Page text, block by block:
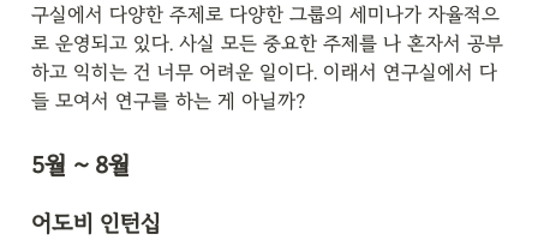
구실에서 다양한 주제로 다양한 그룹의 세미나가 자율적으
로 운영되고 있다. 사실 모든 중요한 주제를 나 혼자서 공부
하고 익히는 건 너무 어려운 일이다. 이래서 연구실에서 다
들 모여서 연구를 하는 게 아닐까?
5월 ~ 8월
어도비 인턴십